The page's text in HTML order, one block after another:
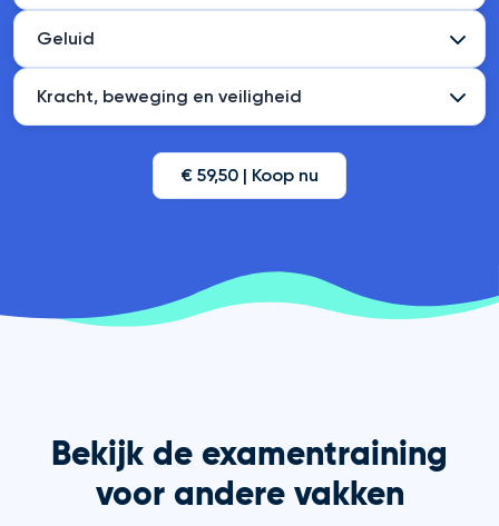
Geluid
Kracht, beweging en veiligheid
€ 59,50 | Koop nu
Bekijk de examentraining
voor andere vakken